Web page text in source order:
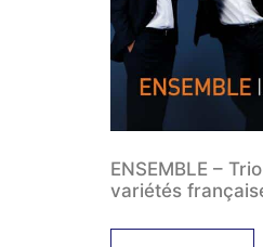
ENSEMBLE –
variétés